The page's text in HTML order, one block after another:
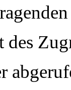
des